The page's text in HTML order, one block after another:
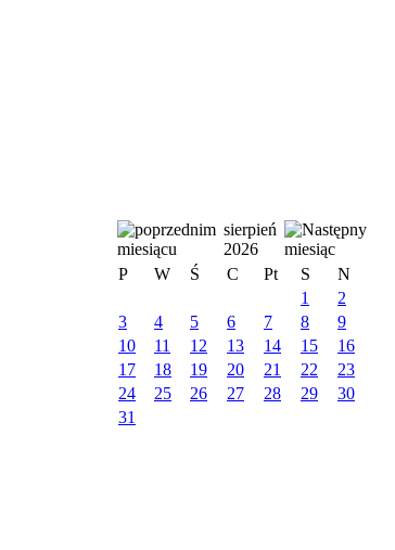
sierpień
2026
P
W Ś C Pt S
N
1
2
3
4 5 6 7 8
9
10
11 12 13 14 15
16
17
18 19 20 21 22
23
24
25 26 27 28 29
30
31